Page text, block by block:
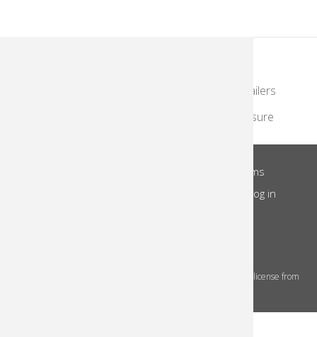
Retailers
Travel & Leisure
Site Terms
Log in
The Kodak trademarks and Kodak trade dress are used under license from